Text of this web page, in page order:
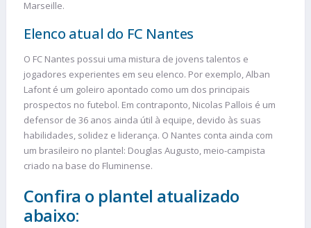
Marseille.
Elenco atual do FC Nantes
O FC Nantes possui uma mistura de jovens talentos e
jogadores experientes em seu elenco. Por exemplo, Alban
Lafont é um goleiro apontado como um dos principais
prospectos no futebol. Em contraponto, Nicolas Pallois é um
defensor de 36 anos ainda útil à equipe, devido às suas
habilidades, solidez e liderança. O Nantes conta ainda com
um brasileiro no plantel: Douglas Augusto, meio-campista
criado na base do Fluminense.
Confira o plantel atualizado
abaixo: